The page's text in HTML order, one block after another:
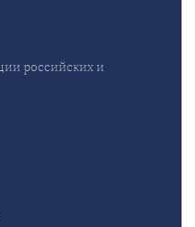
российских и